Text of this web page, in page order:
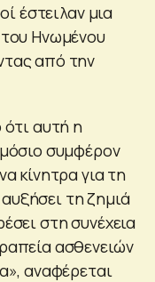
έστειλαν μια
Ηνωμένου
από την
ότι αυτή η
συμφέρον
κίνητρα για τη
τη ζημιά
στη συνέχεια
ασθενειών
αναφέρεται